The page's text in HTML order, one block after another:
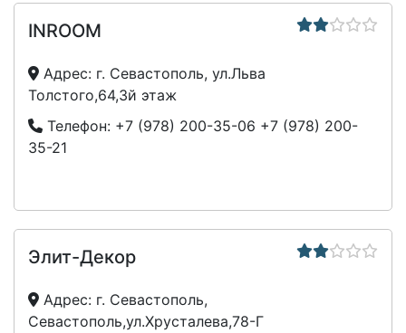
INROOM
Адрес: г. Севастополь, ул.Льва
Толстого,64,3й этаж
Телефон: +7 (978) 200-35-06 +7 (978) 200-
35-21
Элит-Декор
Адрес: г. Севастополь,
Севастополь,ул.Хрусталева,78-Г